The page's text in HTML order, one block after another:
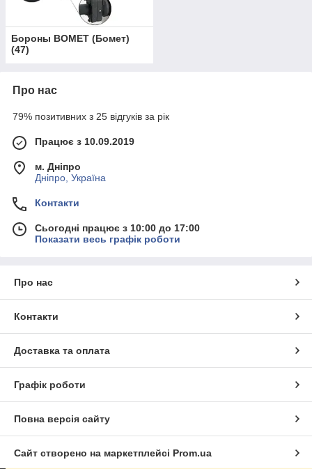
Бороны BOMET (Бомет)
(47)
Про нас
79% позитивних з 25 відгуків за рік
Працює з 10.09.2019
м. Дніпро
Дніпро, Україна
Контакти
Сьогодні працює з 10:00 до 17:00
Показати весь графік роботи
Про нас
Контакти
Доставка та оплата
Графік роботи
Повна версія сайту
Сайт створено на маркетплейсі Prom.ua